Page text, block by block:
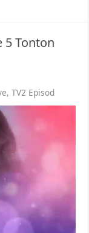
5 Tonton
,TV2 Episod